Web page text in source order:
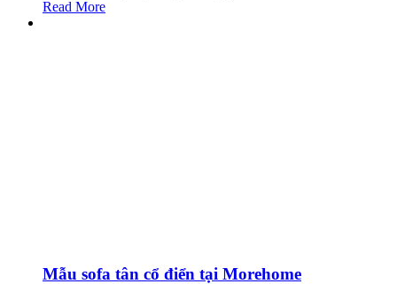
Read More
Mẫu sofa tân cổ điển tại Morehome